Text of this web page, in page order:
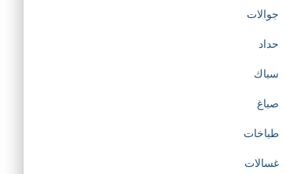
جوالات
حداد
سباك
صباغ
طباخات
غسالات